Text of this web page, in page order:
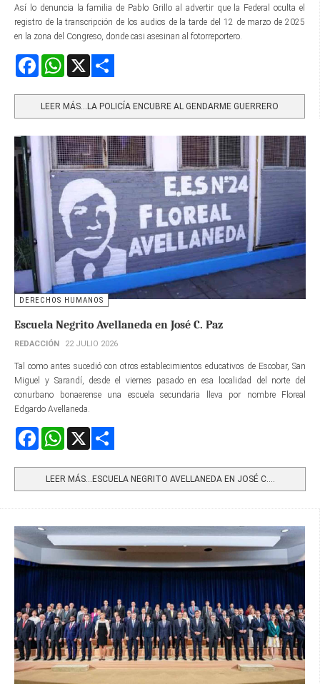
Así lo denuncia la familia de Pablo Grillo al advertir que la Federal oculta el
registro de la transcripción de los audios de la tarde del 12 de marzo de 2025
en la zona del Congreso, donde casi asesinan al fotorreportero.
FacebookWhatsApp
LEER MÁS…LA POLICÍA ENCUBRE AL GENDARME GUERRERO
DERECHOS HUMANOS
Escuela Negrito Avellaneda en José C. Paz
REDACCIÓN 22 JULIO 2026
Tal como antes sucedió con otros establecimientos educativos de Escobar, San
Miguel y Sarandí, desde el viernes pasado en esa localidad del norte del
conurbano bonaerense una escuela secundaria lleva por nombre Floreal
Edgardo Avellaneda.
FacebookWhatsApp
LEER MÁS…ESCUELA NEGRITO AVELLANEDA EN JOSÉ C....